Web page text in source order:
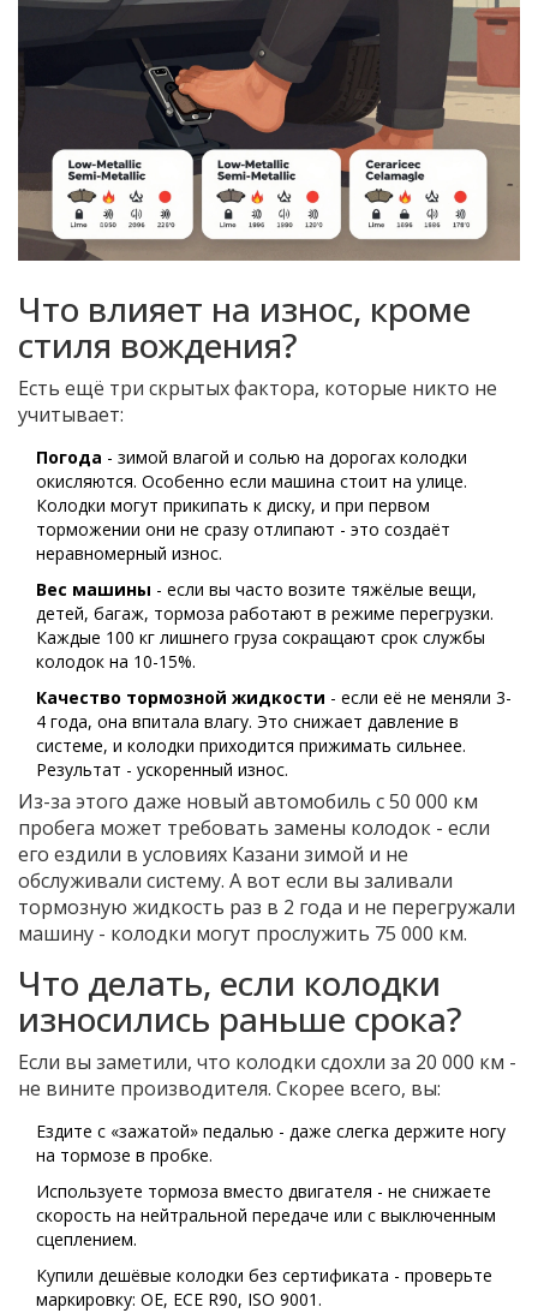
Что влияет на износ, кроме
стиля вождения?
Есть ещё три скрытых фактора, которые никто не
учитывает:
Погода - зимой влагой и солью на дорогах колодки
окисляются. Особенно если машина стоит на улице.
Колодки могут прикипать к диску, и при первом
торможении они не сразу отлипают - это создаёт
неравномерный износ.
Вес машины - если вы часто возите тяжёлые вещи,
детей, багаж, тормоза работают в режиме перегрузки.
Каждые 100 кг лишнего груза сокращают срок службы
колодок на 10-15%.
Качество тормозной жидкости - если её не меняли 3-
4 года, она впитала влагу. Это снижает давление в
системе, и колодки приходится прижимать сильнее.
Результат - ускоренный износ.
Из-за этого даже новый автомобиль с 50 000 км
пробега может требовать замены колодок - если
его ездили в условиях Казани зимой и не
обслуживали систему. А вот если вы заливали
тормозную жидкость раз в 2 года и не перегружали
машину - колодки могут прослужить 75 000 км.
Что делать, если колодки
износились раньше срока?
Если вы заметили, что колодки сдохли за 20 000 км -
не вините производителя. Скорее всего, вы:
Ездите с «зажатой» педалью - даже слегка держите ногу
на тормозе в пробке.
Используете тормоза вместо двигателя - не снижаете
скорость на нейтральной передаче или с выключенным
сцеплением.
Купили дешёвые колодки без сертификата - проверьте
маркировку: OE, ECE R90, ISO 9001.